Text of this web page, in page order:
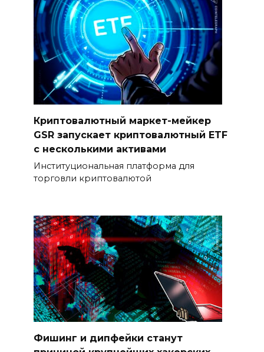
Криптовалютный маркет-мейкер
GSR запускает криптовалютный ETF
с несколькими активами
Институциональная платформа для
торговли криптовалютой
Фишинг и дипфейки станут